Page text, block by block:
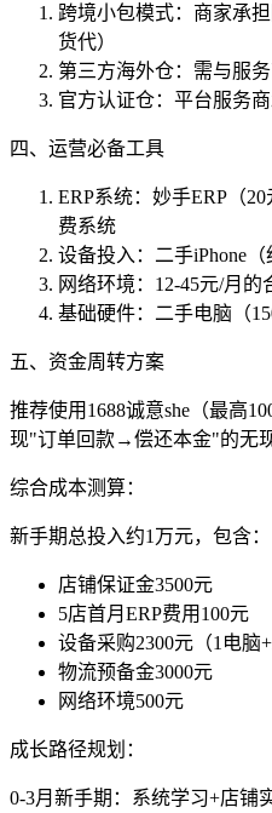
跨境小包模式：商家承
货代）
第三方海外仓：需与服
官方认证仓：平台服务
四、运营必备工具
ERP系统：妙手ERP（
费系统
设备投入：二手iPhone（
网络环境：12-45元/月的
基础硬件：二手电脑（
五、资金周转方案
推荐使用1688诚意she（最高
现"订单回款→偿还本金"的无
综合成本测算：
新手期总投入约1万元，包含：
店铺保证金3500元
5店首月ERP费用100元
设备采购2300元（1电脑
物流预备金3000元
网络环境500元
成长路径规划：
0-3月新手期：系统学习+店铺